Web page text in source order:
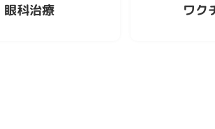
眼科治療 ワク